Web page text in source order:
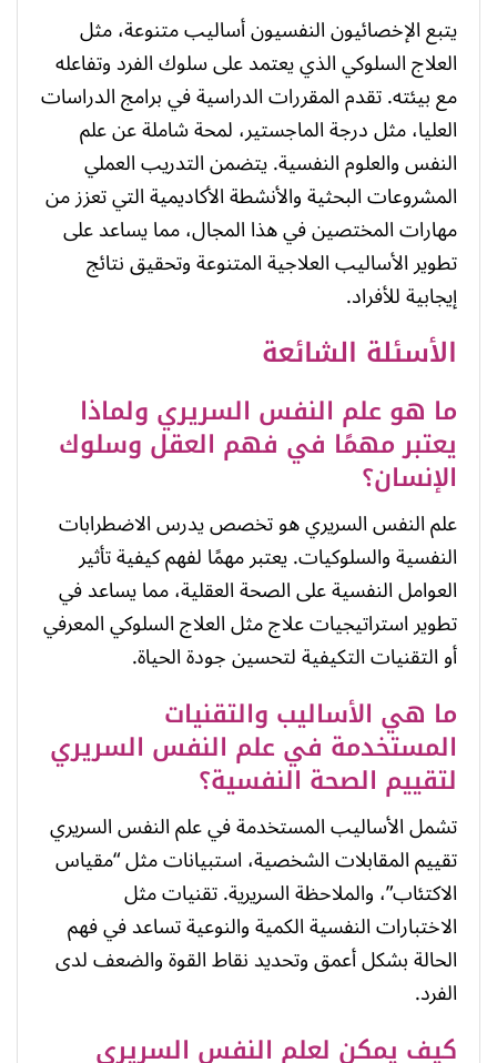
يتبع الإخصائيون النفسيون أساليب متنوعة، مثل
العلاج السلوكي الذي يعتمد على سلوك الفرد وتفاعله
مع بيئته. تقدم المقررات الدراسية في برامج الدراسات
العليا، مثل درجة الماجستير، لمحة شاملة عن علم
النفس والعلوم النفسية. يتضمن التدريب العملي
المشروعات البحثية والأنشطة الأكاديمية التي تعزز من
مهارات المختصين في هذا المجال، مما يساعد على
تطوير الأساليب العلاجية المتنوعة وتحقيق نتائج
إيجابية للأفراد.
الأسئلة الشائعة
ما هو علم النفس السريري ولماذا
يعتبر مهمًا في فهم العقل وسلوك
الإنسان؟
علم النفس السريري هو تخصص يدرس الاضطرابات
النفسية والسلوكيات. يعتبر مهمًا لفهم كيفية تأثير
العوامل النفسية على الصحة العقلية، مما يساعد في
تطوير استراتيجيات علاج مثل العلاج السلوكي المعرفي
أو التقنيات التكيفية لتحسين جودة الحياة.
ما هي الأساليب والتقنيات
المستخدمة في علم النفس السريري
لتقييم الصحة النفسية؟
تشمل الأساليب المستخدمة في علم النفس السريري
تقييم المقابلات الشخصية، استبيانات مثل “مقياس
الاكتئاب”، والملاحظة السريرية. تقنيات مثل
الاختبارات النفسية الكمية والنوعية تساعد في فهم
الحالة بشكل أعمق وتحديد نقاط القوة والضعف لدى
الفرد.
كيف يمكن لعلم النفس السريري